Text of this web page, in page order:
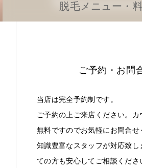
脱毛メニュー・
ご予約・お問
当店は完全予約制です。
ご予約の上ご来店ください。カ
無料ですのでお気軽にお問合せ
知識豊富なスタッフが対応致し
ての方も安心してご相談くださ